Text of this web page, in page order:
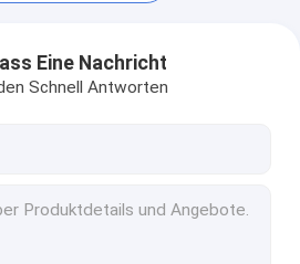
Eine Nachricht
Schnell Antworten